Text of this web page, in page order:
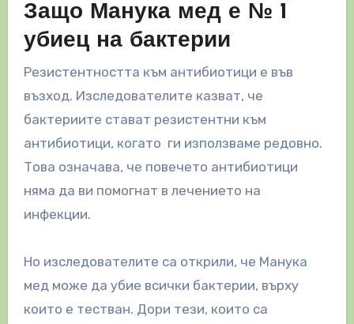
Защо Манука мед е № 1
убиец на бактерии
Резистентността към антибиотици е във
възход. Изследователите казват, че
бактериите стават резистентни към
антибиотици, когато ги използваме редовно.
Това означава, че повечето антибиотици
няма да ви помогнат в лечението на
инфекции.
Но изследователите са открили, че Манука
мед може да убие всички бактерии, върху
които е тестван. Дори тези, които са